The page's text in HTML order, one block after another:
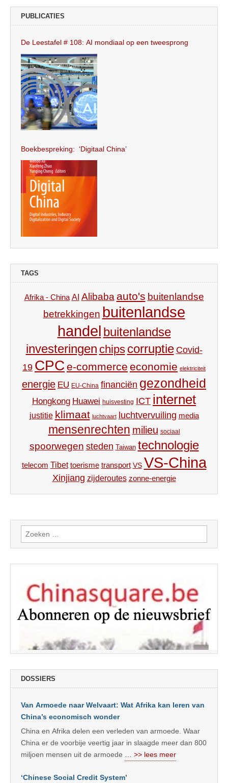
PUBLICATIES
De Leestafel # 108: AI mondiaal op een tweesprong
Boekbespreking: ‘Digitaal China’
TAGS
Afrika - China AI Alibaba auto's buitenlandse
betrekkingen buitenlandse
handel buitenlandse
investeringen chips corruptie Covid-
19 CPC e-commerce economie elektriciteit
energie EU EU-China financiën gezondheid
Hongkong Huawei huisvesting ICT internet
justitie klimaat luchtvaart luchtvervuiling media
mensenrechten milieu sociaal
spoorwegen steden Taiwan technologie
telecom Tibet toerisme transport VS VS-China
Xinjiang zijderoutes zonne-energie
Zoeken
naar:
DOSSIERS
Van Armoede naar Welvaart: Wat Afrika kan leren van
China’s economisch wonder
China en Afrika delen een verleden van armoede. Waar
China er de voorbije veertig jaar in slaagde meer dan 800
miljoen mensen uit de armoede
… >> lees meer
‘Chinese Social Credit System’